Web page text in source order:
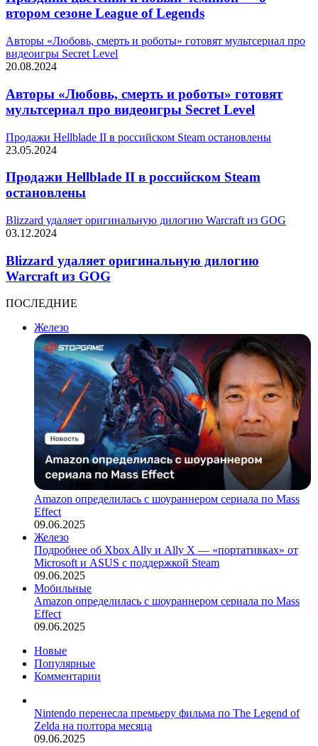
втором сезоне League of Legends
Авторы «Любовь, смерть и роботы» готовят мультсериал про
видеоигры Secret Level
20.08.2024
Авторы «Любовь, смерть и роботы» готовят
мультсериал про видеоигры Secret Level
Продажи Hellblade II в российском Steam остановлены
23.05.2024
Продажи Hellblade II в российском Steam
остановлены
Blizzard удаляет оригинальную дилогию Warcraft из GOG
03.12.2024
Blizzard удаляет оригинальную дилогию
Warcraft из GOG
ПОСЛЕДНИЕ
Железо
Amazon определилась с шоураннером сериала по Mass
Effect
09.06.2025
Железо
Подробнее об Xbox Ally и Ally X — «портативках» от
Microsoft и ASUS с поддержкой Steam
09.06.2025
Мобильные
Amazon определилась с шоураннером сериала по Mass
Effect
09.06.2025
Новые
Популярные
Комментарии
Nintendo перенесла премьеру фильма по The Legend of
Zelda на полтора месяца
09.06.2025